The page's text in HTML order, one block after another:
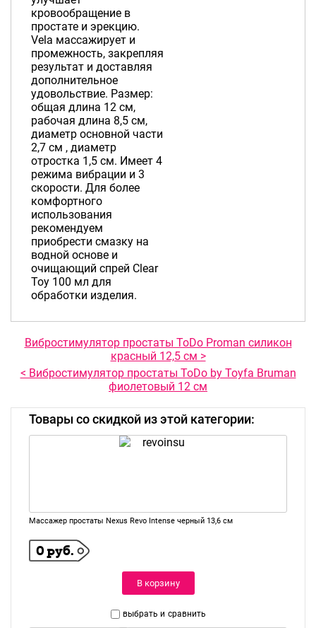
кровообращение в
простате и эрекцию.
Vela массажирует и
промежность, закрепляя
результат и доставляя
дополнительное
удовольствие. Размер:
общая длина 12 см,
рабочая длина 8,5 см,
диаметр основной части
2,7 см , диаметр
отростка 1,5 см. Имеет 4
режима вибрации и 3
скорости. Для более
комфортного
использования
рекомендуем
приобрести смазку на
водной основе и
очищающий спрей Clear
Toy 100 мл для
обработки изделия.
Вибростимулятор простаты ToDo Proman силикон
красный 12,5 см >
< Вибростимулятор простаты ToDo by Toyfa Bruman
фиолетовый 12 см
Товары со скидкой из этой категории:
Массажер простаты Nexus Revo Intense черный 13,6 см
0 руб.
В корзину
выбрать и сравнить